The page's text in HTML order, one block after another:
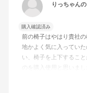
りっちゃん
購入確認済み
前の椅子はやはり貴社
地かよく気に入ってい
い、椅子を上下するこ
のを購入使用と思いま
MonEtを購入しました
になじんでくるのでは